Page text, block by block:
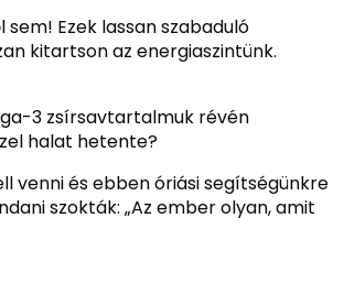
Ezek lassan szabaduló
kitartson az energiaszintünk.
3 zsírsavtartalmuk révén
halat hetente?
venni és ebben óriási segítségünkre
szokták: „Az ember olyan, amit